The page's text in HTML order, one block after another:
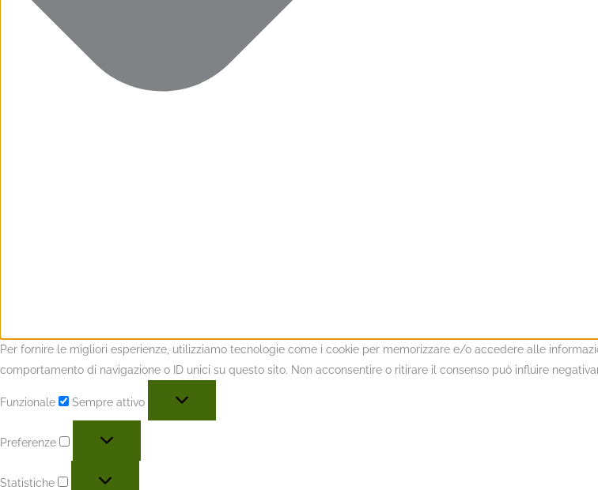
Per fornire le migliori esperienze, utilizziamo tecnologie come i cookie per memorizzare e/o accedere alle
comportamento di navigazione o ID unici su questo sito. Non acconsentire o ritirare il consenso può influire
Funzionale Sempre attivo
Preferenze
Statistiche